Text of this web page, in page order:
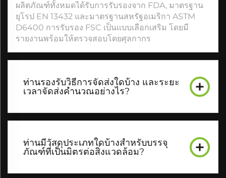
ผลิตภัณฑ์ทั้งหมดได้รับการรับรองจาก FDA, มาตรฐาน
ยุโรป EN 13432 และมาตรฐานสหรัฐอเมริกา ASTM
D6400 การรับรอง FSC เป็นแบบเลือกเสริม โดยมี
รายงานพร้อมให้ตรวจสอบโดยศุลกากร
ท่านรองรับวิธีการจัดส่งใดบ้าง และระยะ
เวลาจัดส่งคำนวณอย่างไร?
ท่านมีวัสดุประเภทใดบ้างสำหรับบรรจุ
ภัณฑ์ที่เป็นมิตรต่อสิ่งแวดล้อม?